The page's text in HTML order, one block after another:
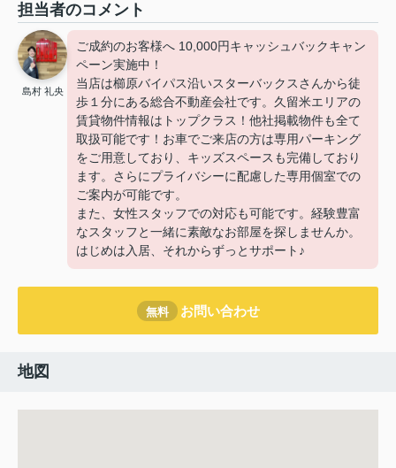
担当者のコメント
島村 礼央
ご成約のお客様へ 10,000円キャッシュバックキャン
ペーン実施中！
当店は櫛原バイパス沿いスターバックスさんから徒
歩１分にある総合不動産会社です。久留米エリアの
賃貸物件情報はトップクラス！他社掲載物件も全て
取扱可能です！お車でご来店の方は専用パーキング
をご用意しており、キッズスペースも完備しており
ます。さらにプライバシーに配慮した専用個室での
ご案内が可能です。
また、女性スタッフでの対応も可能です。経験豊富
なスタッフと一緒に素敵なお部屋を探しませんか。
はじめは入居、それからずっとサポート♪
無料 お問い合わせ
地図